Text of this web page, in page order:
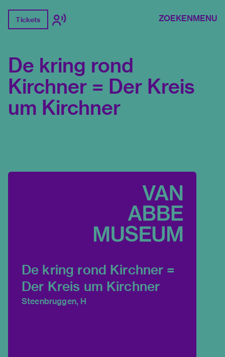
Tickets ZOEKENMENU
De kring rond
Kirchner = Der Kreis
um Kirchner
De kring rond Kirchner =
Der Kreis um Kirchner
Steenbruggen, H